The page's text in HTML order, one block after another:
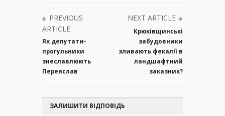
PREVIOUS
ARTICLE
Як депутати-
прогульники
знеславлюють
Переяслав
NEXT ARTICLE
Крюківщинські
забудовники
зливають фекалії в
ландшафтний
заказник?
ЗАЛИШИТИ ВІДПОВІДЬ